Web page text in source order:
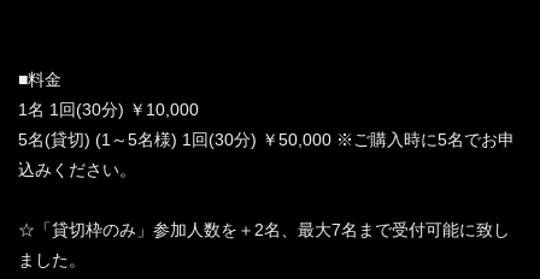
■料金
1名 1回(30分) ￥10,000
5名(貸切) (1～5名様) 1回(30分) ￥50,000 ※ご購入時に5名でお申
込みください。
☆「貸切枠のみ」参加人数を＋2名、最大7名まで受付可能に致し
ました。